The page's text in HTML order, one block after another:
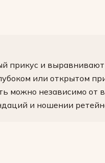
прикус и
или открытом
можно независимо от
и ношении